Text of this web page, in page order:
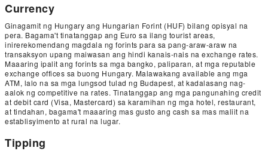
Currency
Ginagamit ng Hungary ang Hungarian Forint (HUF) bilang opisyal na
pera. Bagama't tinatanggap ang Euro sa ilang tourist areas,
inirerekomendang magdala ng forints para sa pang-araw-araw na
transaksyon upang maiwasan ang hindi kanais-nais na exchange rates.
Maaaring ipalit ang forints sa mga bangko, paliparan, at mga reputable
exchange offices sa buong Hungary. Malawakang available ang mga
ATM, lalo na sa mga lungsod tulad ng Budapest, at kadalasang nag-
aalok ng competitive na rates. Tinatanggap ang mga pangunahing credit
at debit card (Visa, Mastercard) sa karamihan ng mga hotel, restaurant,
at tindahan, bagama't maaaring mas gusto ang cash sa mas maliit na
establisyimento at rural na lugar.
Tipping